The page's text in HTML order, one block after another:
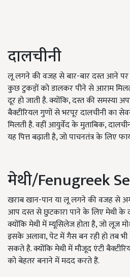
दालचीनी
लू लगने की वजह से बार-बार दस्त आने
कुछ टुकड़ों को डालकर पीने से आराम
दूर हो जाती है. क्योंकि, दस्त की समस्या
बैक्टीरियल गुणों से भरपूर दालचीनी का
मिलती है. वहीं आयुर्वेद के मुताबिक,
यह पित्त बढ़ाती है, जो पाचनतंत्र के लिए
मेथी/Fenugreek
खराब खान-पान या लू लगने की वजह से
आप दस्त से छुटकारा पाने के लिए मेथी के
क्योंकि मेथी में म्यूसिलेज होता है, जो लूज
इसके अलावा, पेट में गैस बन रही हो तब
सकते है. क्योंकि मेथी में मौजूद एंटी
को बेहतर बनाने में मदद करते हैं.